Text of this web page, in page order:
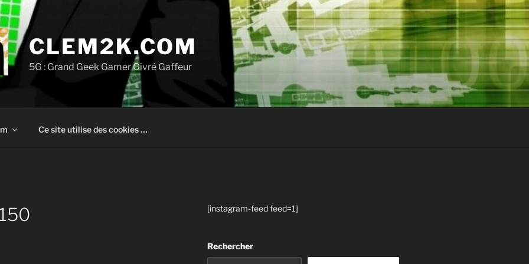
CLEM2K.COM
5G : Grand Geek Gamer Givré Gaffeur
Ce site utilise des cookies …
[instagram-feed feed=1]
Rechercher